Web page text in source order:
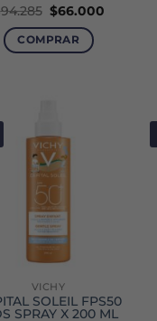
94.285 El
precio
original
era:
$66.000El
COMPRAR
VICHY
SOLEIL FPS50
SPRAY X 200 ML